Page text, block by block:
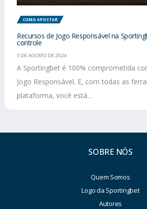
COMO APOSTAR
Recursos de Jogo Responsável na
controle
5 DE AGOSTO DE 2026
A Sportingbet é 100% comprometida
Jogo Responsável. E, com todas as
plataforma, você está...
SOBRE NÓS
Quem Somos
Logo da Sportingbet
Autores